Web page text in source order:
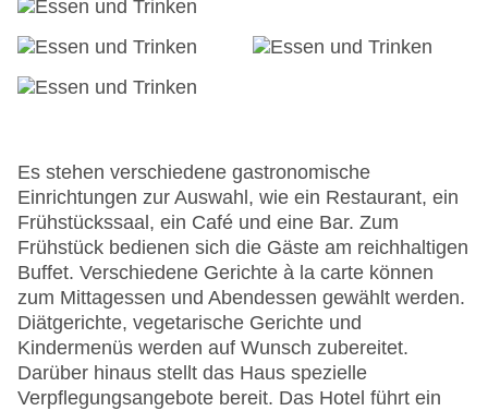
Zimmerservice: gegen Gebühr
Gesamtanzahl der Stockwerke: 7
Zahlungsarten: American Express, Diners Club,
Es stehen verschiedene gastronomische
Einrichtungen zur Auswahl, wie ein Restaurant, ein
Frühstückssaal, ein Café und eine Bar. Zum
Frühstück bedienen sich die Gäste am reichhaltigen
Buffet. Verschiedene Gerichte à la carte können
zum Mittagessen und Abendessen gewählt werden.
Diätgerichte, vegetarische Gerichte und
Kindermenüs werden auf Wunsch zubereitet.
Darüber hinaus stellt das Haus spezielle
Verpflegungsangebote bereit. Das Hotel führt ein